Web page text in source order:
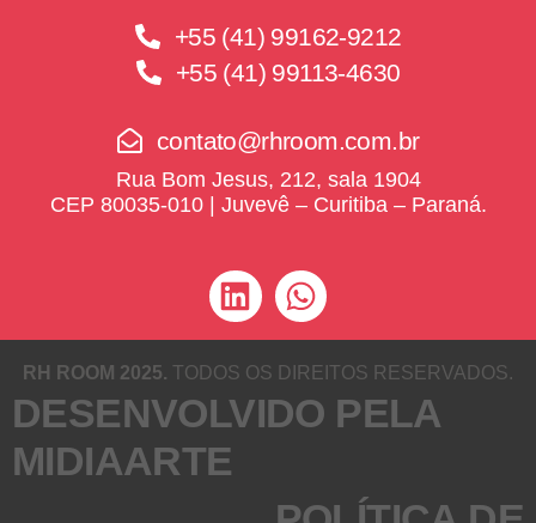
+55 (41) 99162-9212
+55 (41) 99113-4630
contato@rhroom.com.br
Rua Bom Jesus, 212, sala 1904
CEP 80035-010 | Juvevê – Curitiba – Paraná.
RH ROOM 2025. TODOS OS DIREITOS RESERVADOS.
DESENVOLVIDO PELA
MIDIAARTE